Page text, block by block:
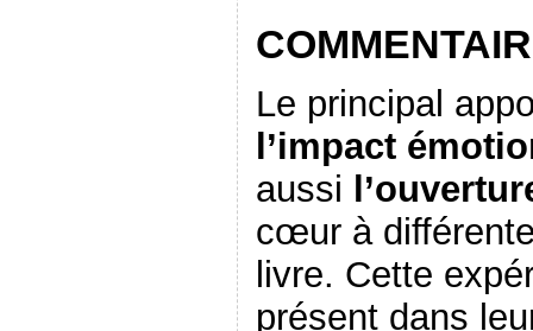
Le principal
l’impact
aussi
cœur à
livre. Cette
présent dans